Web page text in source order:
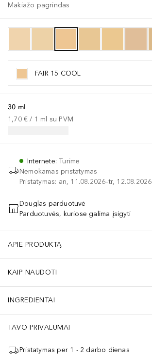
Makiažo pagrindas
FAIR 15 COOL
30 ml
1,70 € / 1 ml su PVM
Internete:Turime
Nemokamas pristatymas
Pristatymas: an, 11.08.2026–tr, 12.08.2026
PRIDĖTI Į KREPŠELĮ
Douglas parduotuvė
Parduotuvės, kuriose galima įsigyti
APIE PRODUKTĄ
KAIP NAUDOTI
INGREDIENTAI
TAVO PRIVALUMAI
Pristatymas per 1 - 2 darbo dienas